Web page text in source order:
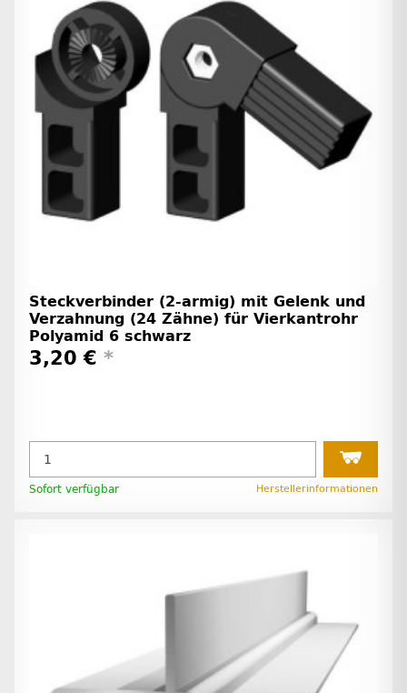
Steckverbinder (2-armig) mit Gelenk und
Verzahnung (24 Zähne) für Vierkantrohr
Polyamid 6 schwarz
3,20 € *
Sofort verfügbar Herstellerinformationen